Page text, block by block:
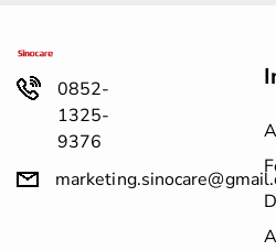
0852-
1325-
9376